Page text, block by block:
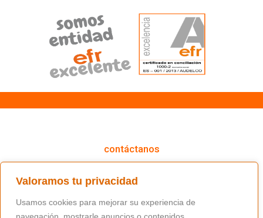
Valoramos tu privacidad
Usamos cookies para mejorar su experiencia de
contáctanos
(+34) 91 766 98 56 / fundacion@masfamilia.org
síguenos en nuestras redes sociales